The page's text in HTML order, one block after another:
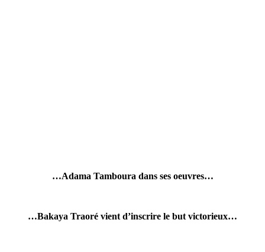
…Adama Tamboura dans ses oeuvres…
…Bakaya Traoré vient d’inscrire le but victorieux…